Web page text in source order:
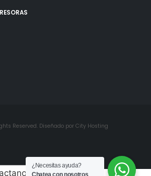
Reserved. Diseñado por City Hosting
¿Necesitas ayuda?
Chatea con nosotros